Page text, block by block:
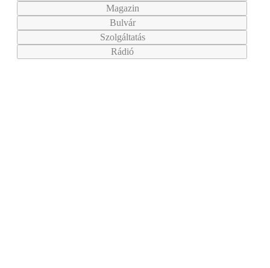
Magazin
Bulvár
Szolgáltatás
Rádió